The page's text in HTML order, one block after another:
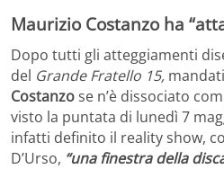
Maurizio Costanzo ha
Dopo tutti gli atteggiamenti
del Grande Fratello 15,
Costanzose n’è dissociato
visto la puntata di lunedì 7
infatti definito il reality show,
D’Urso, “una finestra della